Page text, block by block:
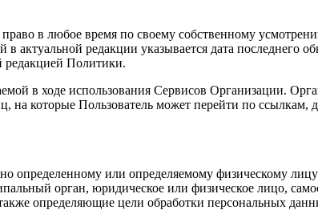
в любое время по своему собственному
актуальной редакции указывается дата последнего
редакцией Политики.
в ходе использования Сервисов Организации.
на которые Пользователь может перейти по
определенному или определяемому физическому
орган, юридическое или физическое лицо,
определяющие цели обработки персональных